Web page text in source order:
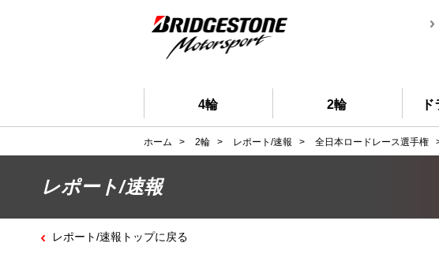
4輪 2輪
ホーム > 2輪 > レポート/速報 > 全日本ロードレース選手権
レポート/速報
レポート/速報トップに戻る